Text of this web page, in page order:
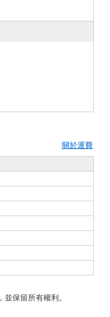
關於運費
保留所有權利。